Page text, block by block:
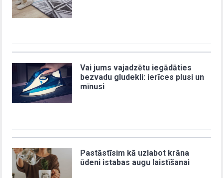
Vai jums vajadzētu iegādāties
bezvadu gludekli: ierīces plusi un
mīnusi
Pastāstīsim kā uzlabot krāna
ūdeni istabas augu laistīšanai